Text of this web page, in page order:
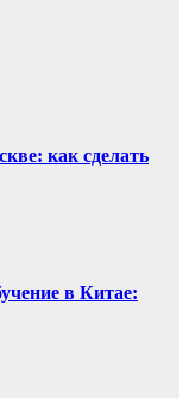
как сделать
в Китае: